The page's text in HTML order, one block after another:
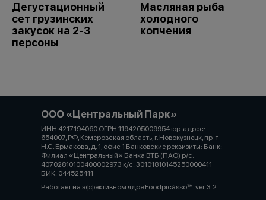
Дегустационный
сет грузинских
закусок на 2-3
персоны
Масляная рыба
холодного
копчения
ООО «Центральный Парк»
ИНН 4217194060 ОГРН 1194205009954 юр. адрес:
654007, РФ, Кемеровская область, г. Новокузнецк, пр-т
Н.С. Ермакова, д. 1, офис 1 Банковские реквизиты: Банк:
Филиал «Центральный» Банка ВТБ (ПАО) р/с:
40702810100400002973 к/с: 30101810145250000411
БИК: 044525411
Работает на эффективном ядре Foodpicássover. 3.2